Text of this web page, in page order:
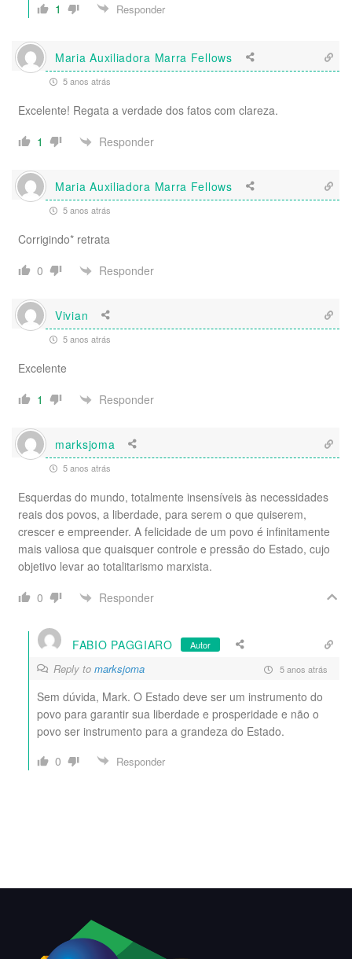
1
Responder
Maria Auxiliadora Marra Fellows
5 anos atrás
Excelente! Regata a verdade dos fatos com clareza.
1
Responder
Maria Auxiliadora Marra Fellows
5 anos atrás
Corrigindo* retrata
0
Responder
Vivian
5 anos atrás
Excelente
1
Responder
marksjoma
5 anos atrás
Esquerdas do mundo, totalmente insensíveis às necessidades
reais dos povos, a liberdade, para serem o que quiserem,
crescer e empreender. A felicidade de um povo é infinitamente
mais valiosa que quaisquer controle e pressão do Estado, cujo
objetivo levar ao totalitarismo marxista.
0
Responder
FABIO PAGGIARO Autor
Reply to marksjoma 5 anos atrás
Sem dúvida, Mark. O Estado deve ser um instrumento do
povo para garantir sua liberdade e prosperidade e não o
povo ser instrumento para a grandeza do Estado.
0
Responder